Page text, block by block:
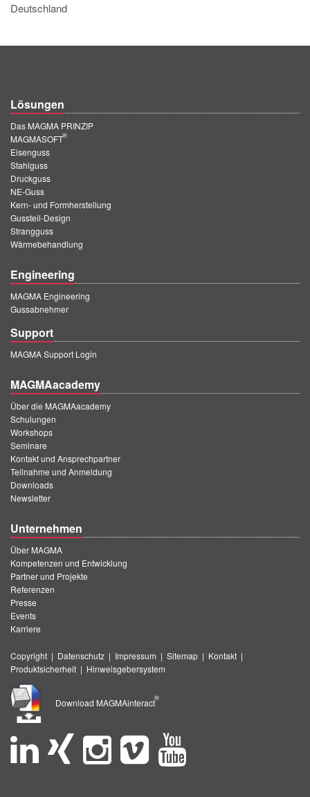
Deutschland
Lösungen
Das MAGMA PRINZIP
MAGMASOFT
®
Eisenguss
Stahlguss
Druckguss
NE-Guss
Kern- und Formherstellung
Gussteil-Design
Strangguss
Wärmebehandlung
Engineering
MAGMA Engineering
Gussabnehmer
Support
MAGMA Support Login
MAGMAacademy
Über die MAGMAacademy
Schulungen
Workshops
Seminare
Kontakt und Ansprechpartner
Teilnahme und Anmeldung
Downloads
Newsletter
Unternehmen
Über MAGMA
Kompetenzen und Entwicklung
Partner und Projekte
Referenzen
Presse
Events
Karriere
Copyright | Datenschutz | Impressum | Sitemap | Kontakt |
Produktsicherheit | Hinweisgebersystem
Download MAGMAinteract
®